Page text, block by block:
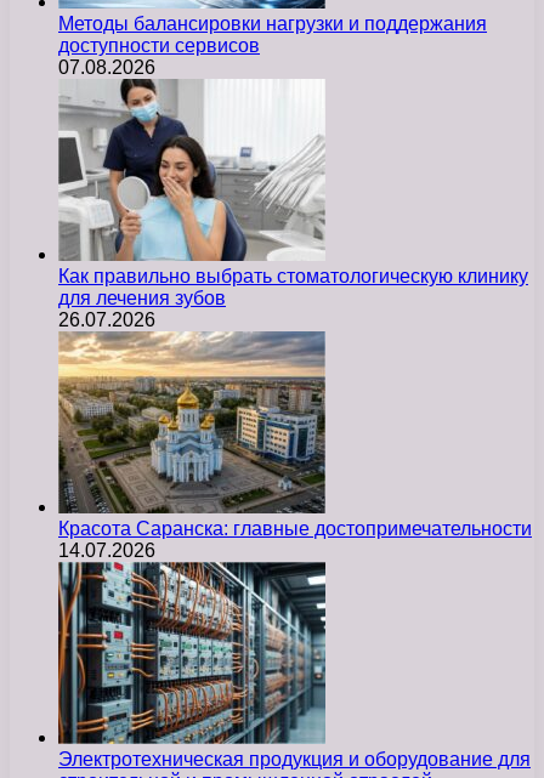
Методы балансировки нагрузки и поддержания
доступности сервисов
07.08.2026
Как правильно выбрать стоматологическую клинику
для лечения зубов
26.07.2026
Красота Саранска: главные достопримечательности
14.07.2026
Электротехническая продукция и оборудование для